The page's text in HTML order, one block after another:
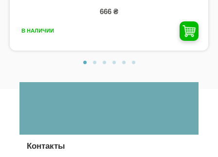
666 ₴
В НАЛИЧИИ
Контакты